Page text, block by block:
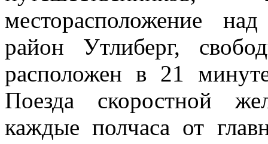
месторасположение
район Утлиберг,
расположен в 21
Поезда скоростной
каждые полчаса от